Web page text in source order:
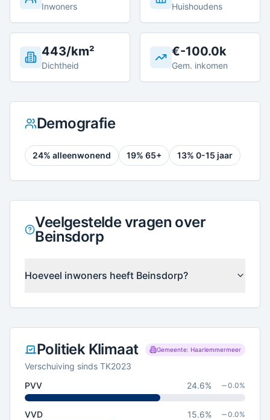
Inwoners Huishoudens
443/km²
Dichtheid
€-100.0k
Gem. inkomen
Demografie
24% alleenwonend 19% 65+ 13% 0-15 jaar
Veelgestelde vragen over
Beinsdorp
Hoeveel inwoners heeft Beinsdorp?
Politiek Klimaat Gemeente: Haarlemmermeer
Verschuiving sinds TK2023
PVV
24.6% 0.0%
VVD 15.6% 0.0%